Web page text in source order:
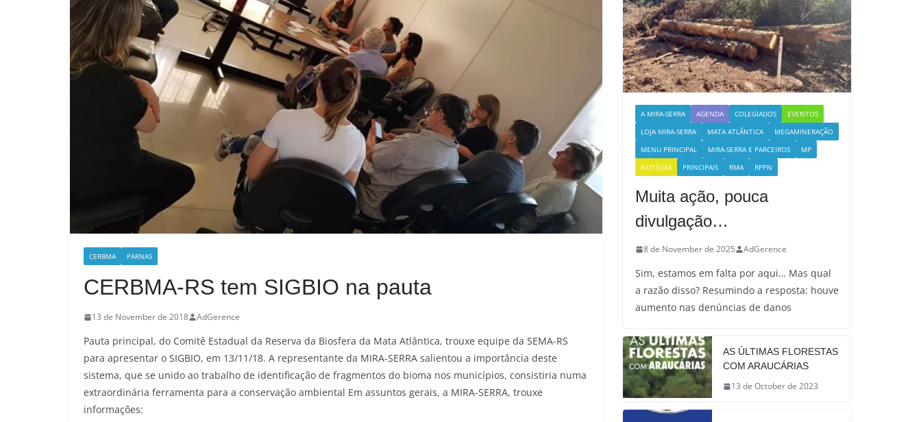
CERBMA PARNAS
CERBMA-RS tem SIGBIO na pauta
13 de November de 2018 AdGerence
Pauta principal, do Comitê Estadual da Reserva da Biosfera da Mata Atlântica, trouxe equipe da SEMA-RS
para apresentar o SIGBIO, em 13/11/18. A representante da MIRA-SERRA salientou a importância deste
sistema, que se unido ao trabalho de identificação de fragmentos do bioma nos municípios, consistiria numa
extraordinária ferramenta para a conservação ambiental Em assuntos gerais, a MIRA-SERRA, trouxe
informações:
A MIRA-SERRA AGENDA COLEGIADOS
EVENTOS
LOJA MIRA-SERRA
MATA ATLÂNTICA
MEGAMINERAÇÃO
MENU PRINCIPAL
MIRA-SERRA E PARCEIROS
MP
NOTÍCIAS
PRINCIPAIS RMA RPPN
Muita ação, pouca
divulgação…
8 de November de 2025 AdGerence
Sim, estamos em falta por aqui… Mas qual
a razão disso? Resumindo a resposta: houve
aumento nas denúncias de danos
AS ÚLTIMAS FLORESTAS
COM ARAUCÁRIAS
13 de October de 2023